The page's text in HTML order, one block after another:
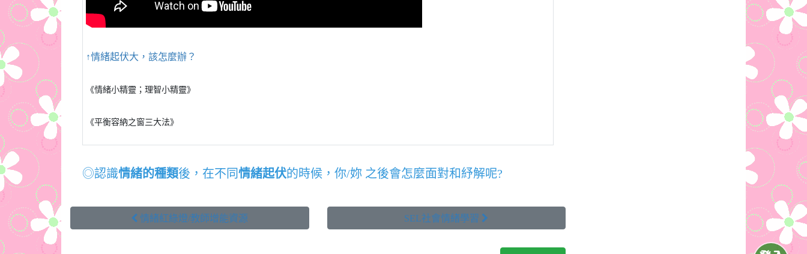
↑情緒起伏大，該怎麼辦？
《情緒小精靈；理智小精靈》
《平衡容納之窗三大法》
◎認識情緒的種類後，在不同 情緒起伏的時候，你/妳 之後會怎麼面對和紓解呢?
 情緒紅綠燈/教師增能資源 SEL社會情緒學習 